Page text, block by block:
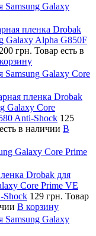
Samsung Galaxy
пленка Drobak
Galaxy Alpha G850F
200 грн. Товар есть в
Samsung Galaxy Core
пленка Drobak
Galaxy Core
Anti-Shock 125
в наличии В
Galaxy Core Prime
Drobak для
Core Prime VE
Shock 129 грн. Товар
В корзину
Samsung Galaxy